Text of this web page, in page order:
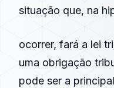
situação que, na
ocorrer, fará a lei
uma obrigação
pode ser a